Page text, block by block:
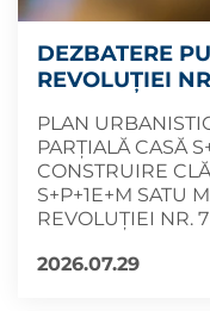
DEZBATERE
REVOLUȚIEI
PLAN
PARȚIALĂ CASĂ
CONSTRUIRE
S+P+1E+M SATU
REVOLUȚIEI NR. 7
2026.07.29